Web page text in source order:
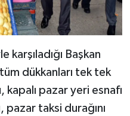
karşıladığı Başkan
dükkanları tek tek
pazar yeri esnafı
taksi durağını